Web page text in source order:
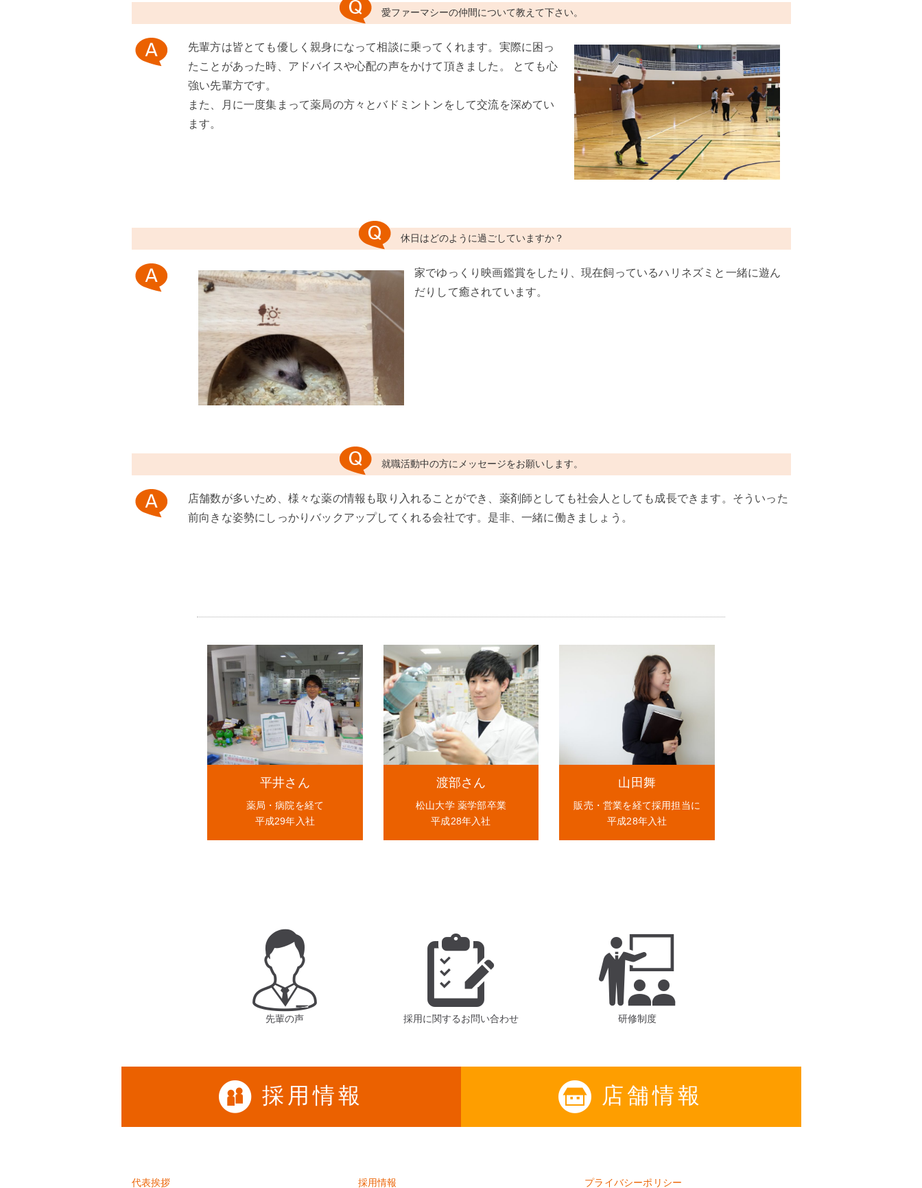
愛ファーマシーの仲間について教えて下さい。
先輩方は皆とても優しく親身になって相談に乗ってくれます。実際に困っ
たことがあった時、アドバイスや心配の声をかけて頂きました。 とても心
強い先輩方です。
また、月に一度集まって薬局の方々とバドミントンをして交流を深めてい
ます。
休日はどのように過ごしていますか？
家でゆっくり映画鑑賞をしたり、現在飼っているハリネズミと一緒に遊ん
だりして癒されています。
就職活動中の方にメッセージをお願いします。
店舗数が多いため、様々な薬の情報も取り入れることができ、薬剤師としても社会人としても成長できます。そういった
前向きな姿勢にしっかりバックアップしてくれる会社です。是非、一緒に働きましょう。
平井さん
薬局・病院を経て
平成29年入社
渡部さん
松山大学 薬学部卒業
平成28年入社
山田舞
販売・営業を経て採用担当に
平成28年入社
先輩の声 採用に関するお問い合わせ 研修制度
採用情報 店舗情報
代表挨拶 採用情報 プライバシーポリシー